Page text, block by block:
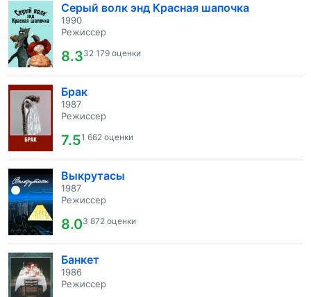
Серый волк энд Красная шапочка
1990
Режиссер
8.332 179 оценки
Брак
1987
Режиссер
7.51 662 оценки
Выкрутасы
1987
Режиссер
8.03 872 оценки
Банкет
1986
Режиссер